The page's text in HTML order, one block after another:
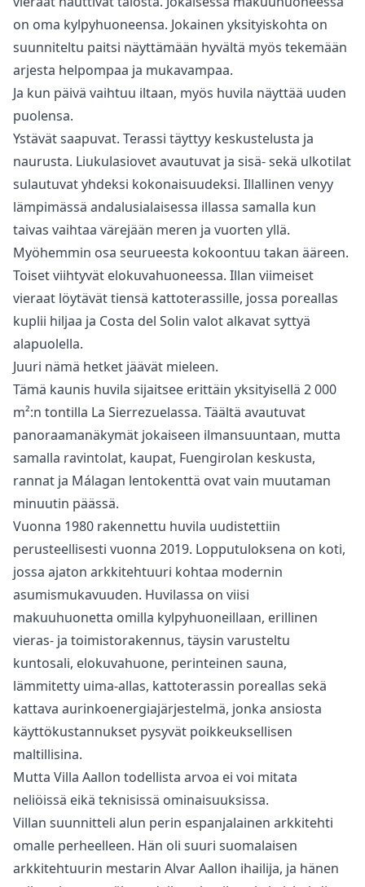
on oma kylpyhuoneensa. Jokainen yksityiskohta on
suunniteltu paitsi näyttämään hyvältä myös tekemään
arjesta helpompaa ja mukavampaa.
Ja kun päivä vaihtuu iltaan, myös huvila näyttää uuden
puolensa.
Ystävät saapuvat. Terassi täyttyy keskustelusta ja
naurusta. Liukulasiovet avautuvat ja sisä- sekä ulkotilat
sulautuvat yhdeksi kokonaisuudeksi. Illallinen venyy
lämpimässä andalusialaisessa illassa samalla kun
taivas vaihtaa värejään meren ja vuorten yllä.
Myöhemmin osa seurueesta kokoontuu takan ääreen.
Toiset viihtyvät elokuvahuoneessa. Illan viimeiset
vieraat löytävät tiensä kattoterassille, jossa poreallas
kuplii hiljaa ja Costa del Solin valot alkavat syttyä
alapuolella.
Juuri nämä hetket jäävät mieleen.
Tämä kaunis huvila sijaitsee erittäin yksityisellä 2 000
m²:n tontilla La Sierrezuelassa. Täältä avautuvat
panoraamanäkymät jokaiseen ilmansuuntaan, mutta
samalla ravintolat, kaupat, Fuengirolan keskusta,
rannat ja Málagan lentokenttä ovat vain muutaman
minuutin päässä.
Vuonna 1980 rakennettu huvila uudistettiin
perusteellisesti vuonna 2019. Lopputuloksena on koti,
jossa ajaton arkkitehtuuri kohtaa modernin
asumismukavuuden. Huvilassa on viisi
makuuhuonetta omilla kylpyhuoneillaan, erillinen
vieras- ja toimistorakennus, täysin varusteltu
kuntosali, elokuvahuone, perinteinen sauna,
lämmitetty uima-allas, kattoterassin poreallas sekä
kattava aurinkoenergiajärjestelmä, jonka ansiosta
käyttökustannukset pysyvät poikkeuksellisen
maltillisina.
Mutta Villa Aallon todellista arvoa ei voi mitata
neliöissä eikä teknisissä ominaisuuksissa.
Villan suunnitteli alun perin espanjalainen arkkitehti
omalle perheelleen. Hän oli suuri suomalaisen
arkkitehtuurin mestarin Alvar Aallon ihailija, ja hänen